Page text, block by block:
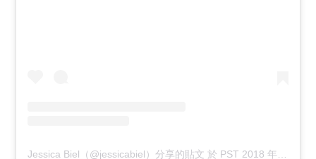
Jessica Biel（@jessicabiel）分享的貼文 於 PST 2018 年 1月 月 8 日 下午 8:43